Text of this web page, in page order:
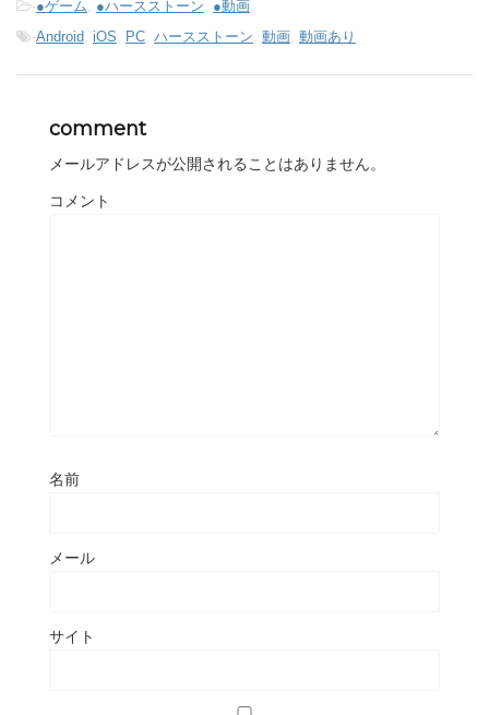
-●ゲーム, ●ハースストーン, ●動画
-Android, iOS, PC, ハースストーン, 動画, 動画あり
comment
メールアドレスが公開されることはありません。
コメント
名前
メール
サイト